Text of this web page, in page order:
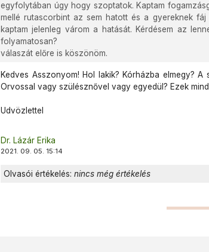
egyfolytában úgy hogy szoptatok. Kaptam
mellé rutascorbint az sem hatott és a gyereknek
kaptam jelenleg várom a hatását. Kérdésem az
folyamatosan?
válaszát előre is köszönöm.
Kedves Asszonyom! Hol lakik? Kórházba elmegy?
Orvossal vagy szülésznővel vagy egyedül? Ezek
Udvözlettel
Dr. Lázár Erika
2021. 09. 05. 15:14
Olvasói értékelés: nincs még értékelés